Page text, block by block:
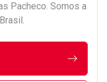
Pacheco. Somos a